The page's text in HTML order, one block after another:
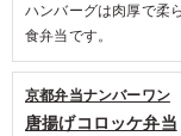
ハンバーグは肉厚で柔
食弁当です。
唐揚げコロッケ弁当
京都弁当ナンバーワン